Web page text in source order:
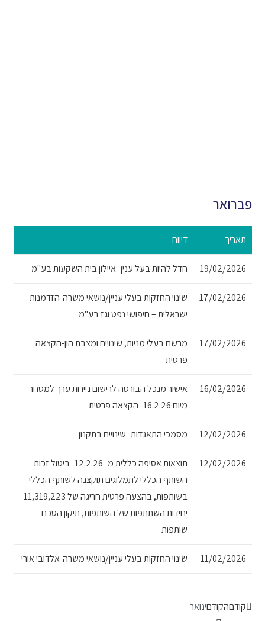
פברואר
תאריך דיווח
19/02/2026 חדל להיות בעל ענין- איילון בית השקעות בע"מ
17/02/2026
שינוי החזקות בעלי עניין/נושאי משרה-הזדמנות
ישראלית – חיפושי נפט וגז בע"מ
17/02/2026
מרשם בעלי מניות, שינויים ומצבת הון-הקצאה
פרטית
16/02/2026
אישור מנכל הבורסה לרישום ניירות ערך למסחר
מיום 16.2.26- הקצאה פרטית
12/02/2026 מסמכי התאגדות- שינויים בתקנון
12/02/2026
תוצאות אסיפה כללית מ- 12.2.26- ביטול זכות
השותף הכללי לתמלוגים תוקצנה לשותף הכללי
בשותפות, בהצעה פרטית חריגה של 11,319,223
יחידות השתתפות של השותפות, תיקון הסכם
שותפות
11/02/2026 שינוי החזקות בעלי עניין/נושאי משרה-אלדובי אורי
קודםהקודםינואר